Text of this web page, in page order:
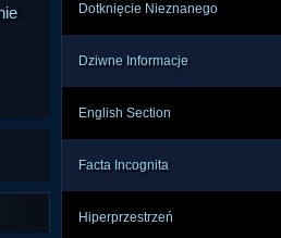
i
się
Dotknięcie Nieznanego
Dziwne Informacje
English Section
Facta Incognita
Hiperprzestrzeń